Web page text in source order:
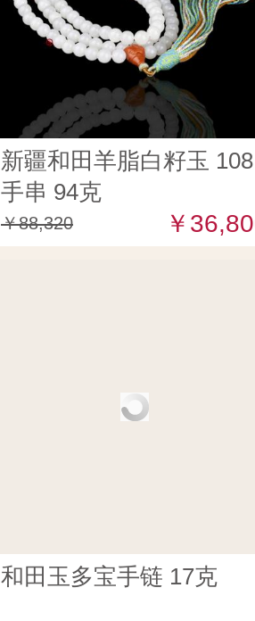
新疆和田羊脂白籽玉 108
手串 94克
￥88,320 ￥
和田玉多宝手链 17克